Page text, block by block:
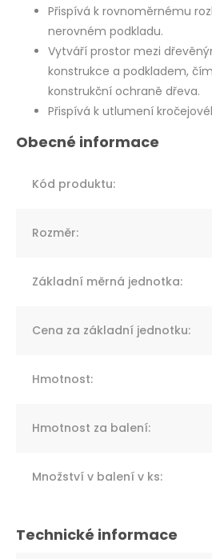
Přispívá k rovnoměrnému
nerovném podkladu.
Vytváří prostor mezi
konstrukce a podkladem,
konstrukční ochraně dřeva.
Přispívá k utlumení
Kód produktu:
Rozměr:
Základní měrná jednotka:
Cena za základní jednotku:
Hmotnost:
Hmotnost za balení:
Množství v balení v ks: